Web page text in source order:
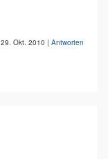
29. Okt. 2010 | Antworten